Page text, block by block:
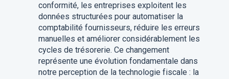
conformité, les entreprises exploitent les
données structurées pour automatiser la
comptabilité fournisseurs, réduire les erreurs
manuelles et améliorer considérablement les
cycles de trésorerie. Ce changement
représente une évolution fondamentale dans
notre perception de la technologie fiscale : la